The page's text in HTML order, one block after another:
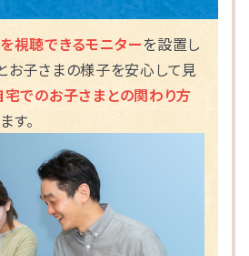
視聴できるモニターを設置し
お子さまの様子を安心して見
宅でのお子さまとの関わり方
す。